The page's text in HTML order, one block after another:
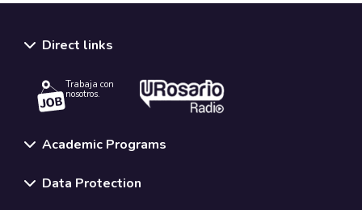
Direct links
Trabaja con
nosotros.
Academic Programs
Data Protection